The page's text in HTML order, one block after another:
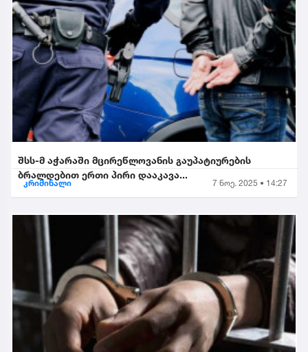
შსს-მ აჭარაში მცირეწლოვანის გაუპატიურების
ბრალდებით ერთი პირი დააკავა...
კრიმინალი 7 ნოე. 2025 • 14:27